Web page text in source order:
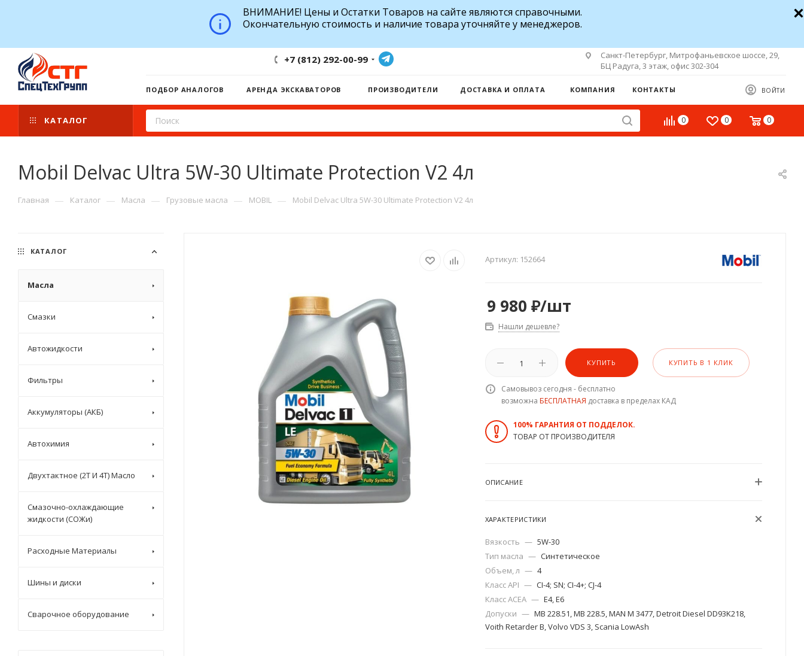
ВНИМАНИЕ! Цены и Остатки Товаров на сайте являются справочными.
Окончательную стоимость и наличие товара уточняйте у менеджеров.
+7 (812) 292-00-99
Санкт-Петербург, Митрофаньевское шоссе, 29,
БЦ Радуга, 3 этаж, офис 302-304
ВОЙТИ
ПОДБОР АНАЛОГОВ АРЕНДА ЭКСКАВАТОРОВ ПРОИЗВОДИТЕЛИ ДОСТАВКА И ОПЛАТА КОМПАНИЯ КОНТАКТЫ
0 0 0
КАТАЛОГ
Mobil Delvac Ultra 5W-30 Ultimate Protection V2 4л
Главная — Каталог — Масла — Грузовые масла — MOBIL — Mobil Delvac Ultra 5W-30 Ultimate Protection V2 4л
Артикул: 152664
9 980 ₽/шт
Нашли дешевле?
КУПИТЬ КУПИТЬ В 1 КЛИК
Самовывоз сегодня - бесплатно
возможна БЕСПЛАТНАЯ доставка в пределах КАД
100% ГАРАНТИЯ ОТ ПОДДЕЛОК.
ТОВАР ОТ ПРОИЗВОДИТЕЛЯ
ОПИСАНИЕ
ХАРАКТЕРИСТИКИ
Вязкость — 5W-30
Тип масла — Синтетическое
Объем, л — 4
Класс API — CI-4; SN; CI-4+; СJ-4
Класс ACEA — E4, E6
Допуски — MB 228.51, MB 228.5, MAN M 3477, Detroit Diesel DD93K218,
Voith Retarder B, Volvo VDS 3, Scania LowAsh
КАТАЛОГ
Масла
Смазки
Автожидкости
Фильтры
Аккумуляторы (АКБ)
Автохимия
Двухтактное (2T И 4T) Масло
Смазочно-охлаждающие
жидкости (СОЖи)
Расходные Материалы
Шины и диски
Сварочное оборудование